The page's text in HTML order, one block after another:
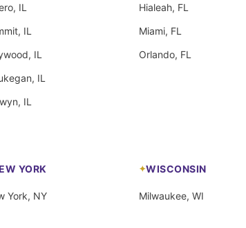
IL
IL
IL
IL
IL
Hialeah, FL
Miami, FL
Orlando, FL
YORK
York, NY
WISCONSIN
Milwaukee, WI